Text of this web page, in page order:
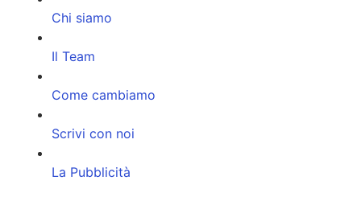
Chi siamo
Il Team
Come cambiamo
Scrivi con noi
La Pubblicità